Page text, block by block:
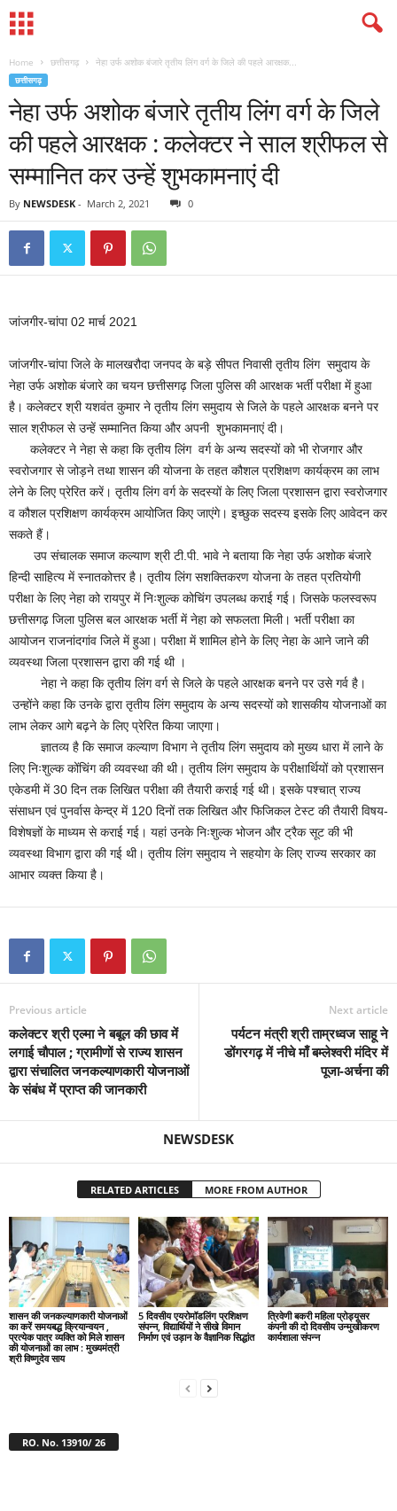
Home छत्तीसगढ़ नेहा उर्फ अशोक बंजारे तृतीय लिंग वर्ग के जिले की पहले आरक्षक...
छत्तीसगढ़
नेहा उर्फ अशोक बंजारे तृतीय लिंग वर्ग के जिले
की पहले आरक्षक : कलेक्टर ने साल श्रीफल से
सम्मानित कर उन्हें शुभकामनाएं दी
By NEWSDESK - March 2, 2021 0
जांजगीर-चांपा 02 मार्च 2021
जांजगीर-चांपा जिले के मालखरौदा जनपद के बड़े सीपत निवासी तृतीय लिंग समुदाय के
नेहा उर्फ अशोक बंजारे का चयन छत्तीसगढ़ जिला पुलिस की आरक्षक भर्ती परीक्षा में हुआ
है। कलेक्टर श्री यशवंत कुमार ने तृतीय लिंग समुदाय से जिले के पहले आरक्षक बनने पर
साल श्रीफल से उन्हें सम्मानित किया और अपनी शुभकामनाएं दी।
कलेक्टर ने नेहा से कहा कि तृतीय लिंग वर्ग के अन्य सदस्यों को भी रोजगार और
स्वरोजगार से जोड़ने तथा शासन की योजना के तहत कौशल प्रशिक्षण कार्यक्रम का लाभ
लेने के लिए प्रेरित करें। तृतीय लिंग वर्ग के सदस्यों के लिए जिला प्रशासन द्वारा स्वरोजगार
व कौशल प्रशिक्षण कार्यक्रम आयोजित किए जाएंगे। इच्छुक सदस्य इसके लिए आवेदन कर
सकते हैं।
उप संचालक समाज कल्याण श्री टी.पी. भावे ने बताया कि नेहा उर्फ अशोक बंजारे
हिन्दी साहित्य में स्नातकोत्तर है। तृतीय लिंग सशक्तिकरण योजना के तहत प्रतियोगी
परीक्षा के लिए नेहा को रायपुर में निःशुल्क कोचिंग उपलब्ध कराई गई। जिसके फलस्वरूप
छत्तीसगढ़ जिला पुलिस बल आरक्षक भर्ती में नेहा को सफलता मिली। भर्ती परीक्षा का
आयोजन राजनांदगांव जिले में हुआ। परीक्षा में शामिल होने के लिए नेहा के आने जाने की
व्यवस्था जिला प्रशासन द्वारा की गई थी ।
नेहा ने कहा कि तृतीय लिंग वर्ग से जिले के पहले आरक्षक बनने पर उसे गर्व है।
उन्होंने कहा कि उनके द्वारा तृतीय लिंग समुदाय के अन्य सदस्यों को शासकीय योजनाओं का
लाभ लेकर आगे बढ़ने के लिए प्रेरित किया जाएगा।
ज्ञातव्य है कि समाज कल्याण विभाग ने तृतीय लिंग समुदाय को मुख्य धारा में लाने के
लिए निःशुल्क कोंचिंग की व्यवस्था की थी। तृतीय लिंग समुदाय के परीक्षार्थियों को प्रशासन
एकेडमी में 30 दिन तक लिखित परीक्षा की तैयारी कराई गई थी। इसके पश्चात् राज्य
संसाधन एवं पुनर्वास केन्द्र में 120 दिनों तक लिखित और फिजिकल टेस्ट की तैयारी विषय-
विशेषज्ञों के माध्यम से कराई गई। यहां उनके निःशुल्क भोजन और ट्रैक सूट की भी
व्यवस्था विभाग द्वारा की गई थी। तृतीय लिंग समुदाय ने सहयोग के लिए राज्य सरकार का
आभार व्यक्त किया है।
Previous article
कलेक्टर श्री एल्मा ने बबूल की छाव में
लगाई चौपाल ; ग्रामीणों से राज्य शासन
द्वारा संचालित जनकल्याणकारी योजनाओं
के संबंध में प्राप्त की जानकारी
Next article
पर्यटन मंत्री श्री ताम्रध्वज साहू ने
डोंगरगढ़ में नीचे माँ बम्लेश्वरी मंदिर में
पूजा-अर्चना की
NEWSDESK
RELATED ARTICLES MORE FROM AUTHOR
शासन की जनकल्याणकारी योजनाओं
का करें समयबद्ध क्रियान्वयन ,
प्रत्येक पात्र व्यक्ति को मिले शासन
की योजनाओं का लाभ : मुख्यमंत्री
श्री विष्णुदेव साय
5 दिवसीय एयरोमॉडलिंग प्रशिक्षण
संपन्न, विद्यार्थियों ने सीखे विमान
निर्माण एवं उड़ान के वैज्ञानिक सिद्धांत
त्रिवेणी बकरी महिला प्रोड्यूसर
कंपनी की दो दिवसीय उन्मुखीकरण
कार्यशाला संपन्न
RO. No. 13910/ 26